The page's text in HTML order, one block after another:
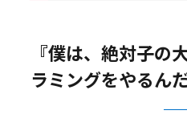
『僕は、絶対子の
ラミングをやるん